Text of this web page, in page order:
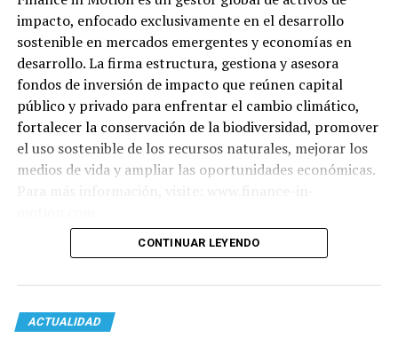
impacto, enfocado exclusivamente en el desarrollo
sostenible en mercados emergentes y economías en
desarrollo. La firma estructura, gestiona y asesora
fondos de inversión de impacto que reúnen capital
público y privado para enfrentar el cambio climático,
fortalecer la conservación de la biodiversidad, promover
el uso sostenible de los recursos naturales, mejorar los
medios de vida y ampliar las oportunidades económicas.
CONTINUAR LEYENDO
ACTUALIDAD